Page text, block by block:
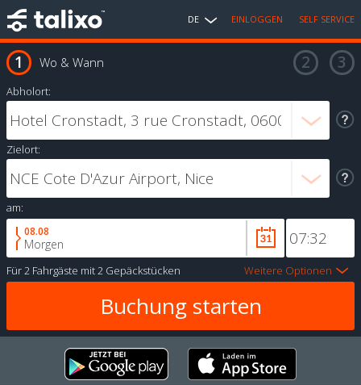
DE EINLOGGEN SELF SERVICE
Wo & Wann
Abholort:
Zielort:
am:
08.08
Morgen
Für2 Fahrgäste mit2 Gepäckstücken Weitere Optionen